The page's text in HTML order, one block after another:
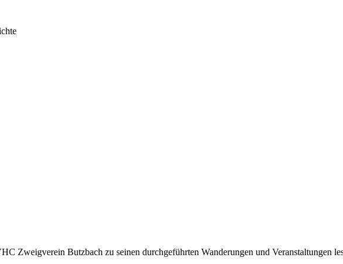
Zweigverein Butzbach zu seinen durchgeführten Wanderungen und Veranstaltungen